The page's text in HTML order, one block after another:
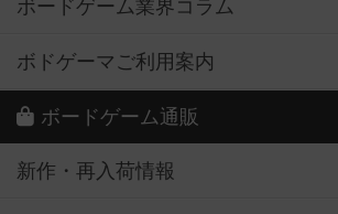
ボードゲーム業界コラム
ボドゲーマご利用案内
ボードゲーム通販
新作・再入荷情報